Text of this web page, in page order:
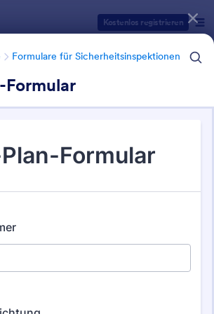
Kostenlos registrieren
Formulare für Sicherheitsinspektionen
Formular
Formulare für Sicherheitsinspektionen
Kategorien